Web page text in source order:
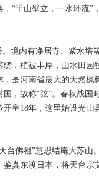
千山壁立，一水环流”
内有净居寺、紫水塔
，植被丰厚，山水田园
是河南省最大的天然枫
，故称“弦”。春秋战国
皇18年，这里始设光山
佛祖”慧思结庵大苏山
真东渡日本，将天台宗